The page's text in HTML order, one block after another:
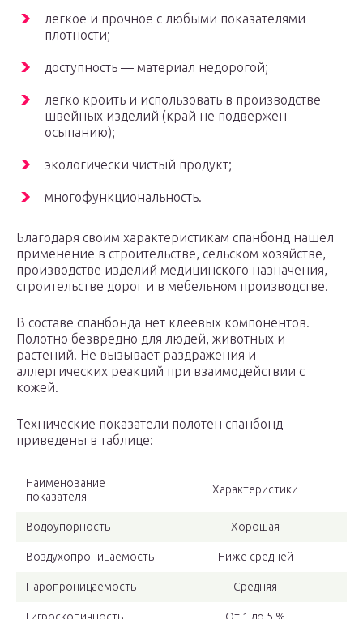
легкое и прочное с любыми показателями
плотности;
доступность — материал недорогой;
легко кроить и использовать в производстве
швейных изделий (край не подвержен
осыпанию);
экологически чистый продукт;
многофункциональность.
Благодаря своим характеристикам спанбонд нашел
применение в строительстве, сельском хозяйстве,
производстве изделий медицинского назначения,
строительстве дорог и в мебельном производстве.
В составе спанбонда нет клеевых компонентов.
Полотно безвредно для людей, животных и
растений. Не вызывает раздражения и
аллергических реакций при взаимодействии с
кожей.
Технические показатели полотен спанбонд
приведены в таблице:
Наименование
показателя
Характеристики
Водоупорность Хорошая
Воздухопроницаемость Ниже средней
Паропроницаемость Средняя